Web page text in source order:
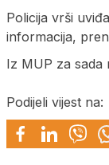
Policija vrši
informacija,
Iz MUP za sada
Podijeli vijest na: